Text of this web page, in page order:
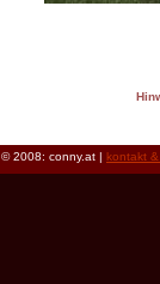
© 2008: conny.at | kontakt